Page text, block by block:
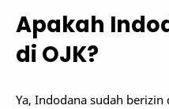
Apakah
di OJK?
Ya, Indodana sudah berizin